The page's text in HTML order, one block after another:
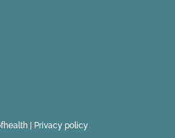
| Privacy policy